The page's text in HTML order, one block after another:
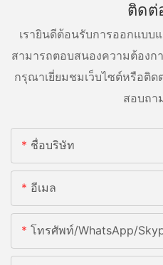
ติดต่
เรายินดีต้อนรับการออกแบบ
สามารถตอบสนองความต้องก
กรุณาเยี่ยมชมเว็บไซต์หรือติด
สอบถา
ชื่อบริษัท
อีเมล
โทรศัพท์/WhatsApp/